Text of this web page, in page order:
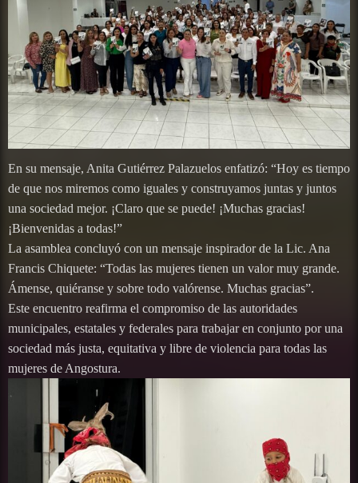
En su mensaje, Anita Gutiérrez Palazuelos enfatizó: “Hoy es tiempo
de que nos miremos como iguales y construyamos juntas y juntos
una sociedad mejor. ¡Claro que se puede! ¡Muchas gracias!
¡Bienvenidas a todas!”
La asamblea concluyó con un mensaje inspirador de la Lic. Ana
Francis Chiquete: “Todas las mujeres tienen un valor muy grande.
Ámense, quiéranse y sobre todo valórense. Muchas gracias”.
Este encuentro reafirma el compromiso de las autoridades
municipales, estatales y federales para trabajar en conjunto por una
sociedad más justa, equitativa y libre de violencia para todas las
mujeres de Angostura.